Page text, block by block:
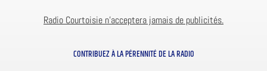
Radio Courtoisie n’acceptera jamais de publicités.
CONTRIBUEZ À LA PÉRENNITÉ DE LA RADIO